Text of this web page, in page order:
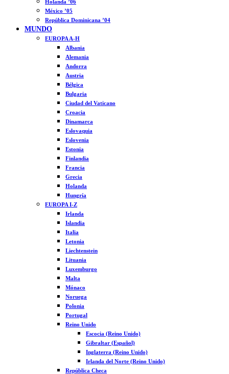
Holanda ’06
México ’05
República Dominicana ’04
MUNDO
EUROPA A-H
Albania
Alemania
Andorra
Austria
Bélgica
Bulgaria
Ciudad del Vaticano
Croacia
Dinamarca
Eslovaquia
Eslovenia
Estonia
Finlandia
Francia
Grecia
Holanda
Hungría
EUROPA I-Z
Irlanda
Islandia
Italia
Letonia
Liechtenstein
Lituania
Luxemburgo
Malta
Mónaco
Noruega
Polonia
Portugal
Reino Unido
Escocia (Reino Unido)
Gibraltar (Español)
Inglaterra (Reino Unido)
Irlanda del Norte (Reino Unido)
República Checa